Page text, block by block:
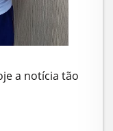
a notícia tão